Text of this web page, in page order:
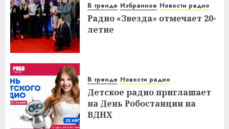
В тренде Избранное Новости радио
Радио «Звезда» отмечает 20-
летие
В тренде Новости радио
Детское радио приглашает
на День Робостанции на
ВДНХ